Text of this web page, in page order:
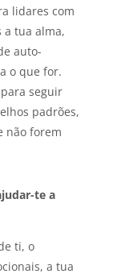
lidares com
a tua alma,
auto-
o que for.
seguir
padrões,
não forem
te a
ti, o
a tua